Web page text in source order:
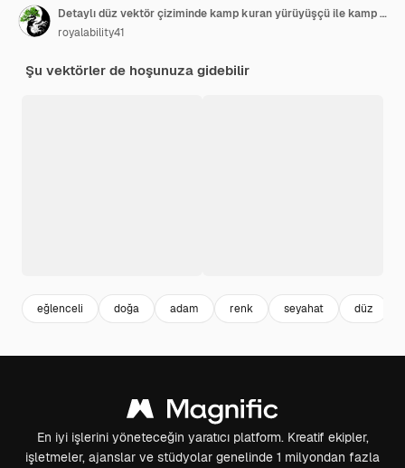
Detaylı düz vektör çiziminde kamp kuran yürüyüşçü ile kamp sahnesi
royalability41
Şu vektörler de hoşunuza gidebilir
eğlenceli doğa adam renk seyahat düz
En iyi işlerini yöneteceğin yaratıcı platform. Kreatif ekipler,
işletmeler, ajanslar ve stüdyolar genelinde 1 milyondan fazla